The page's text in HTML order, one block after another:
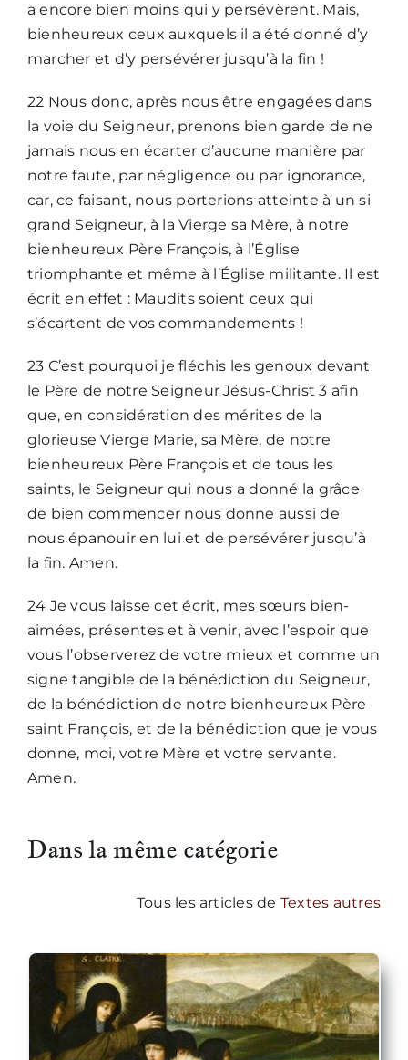
a encore bien moins qui y persévèrent. Mais,
bienheureux ceux auxquels il a été donné d’y
marcher et d’y persévérer jusqu’à la fin !
22 Nous donc, après nous être engagées dans
la voie du Seigneur, prenons bien garde de ne
jamais nous en écarter d’aucune manière par
notre faute, par négligence ou par ignorance,
car, ce faisant, nous porterions atteinte à un si
grand Seigneur, à la Vierge sa Mère, à notre
bienheureux Père François, à l’Église
triomphante et même à l’Église militante. Il est
écrit en effet : Maudits soient ceux qui
s’écartent de vos commandements !
23 C’est pourquoi je fléchis les genoux devant
le Père de notre Seigneur Jésus-Christ 3 afin
que, en considération des mérites de la
glorieuse Vierge Marie, sa Mère, de notre
bienheureux Père François et de tous les
saints, le Seigneur qui nous a donné la grâce
de bien commencer nous donne aussi de
nous épanouir en lui et de persévérer jusqu’à
la fin. Amen.
24 Je vous laisse cet écrit, mes sœurs bien-
aimées, présentes et à venir, avec l’espoir que
vous l’observerez de votre mieux et comme un
signe tangible de la bénédiction du Seigneur,
de la bénédiction de notre bienheureux Père
saint François, et de la bénédiction que je vous
donne, moi, votre Mère et votre servante.
Amen.
Dans la même catégorie
Tous les articles de Textes autres